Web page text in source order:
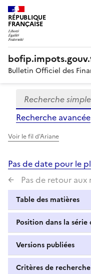
RÉPUBLIQUE
FRANÇAISE
Bulletin Officiel des
Formulaire
de
recherche
Recherche
Recherche avancée
Voir le fil d'Ariane
Pas de date pour le
Pas de retour aux
Table des matières
Position dans la série
Versions publiées
Critères de